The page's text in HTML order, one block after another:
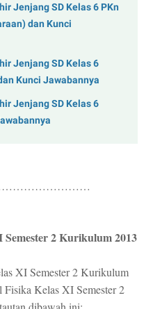
Jenjang SD Kelas 6 PKn
dan Kunci
Jenjang SD Kelas 6
Kunci Jawabannya
Jenjang SD Kelas 6
2 Kurikulum 2013
XI Semester 2 Kurikulum
Kelas XI Semester 2